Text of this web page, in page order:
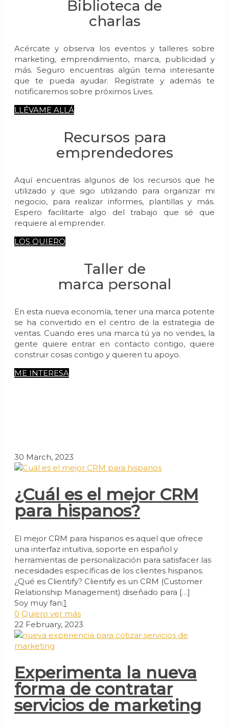
Biblioteca de
charlas
Acércate y observa los eventos y talleres sobre
marketing, emprendimiento, marca, publicidad y
más. Seguro encuentras algún tema interesante
que te pueda ayudar. Regístrate y además te
notificaremos sobre próximos Lives.
LLÉVAME ALLÁ
Recursos para
emprendedores
Aquí encuentras algunos de los recursos que he
utilizado y que sigo utilizando para organizar mi
negocio, para realizar informes, plantillas y más.
Espero facilitarte algo del trabajo que sé que
requiere al emprender.
LOS QUIERO
Taller de
marca personal
En esta nueva economía, tener una marca potente
se ha convertido en el centro de la estrategia de
ventas. Cuando eres una marca tú ya no vendes, la
gente quiere entrar en contacto contigo, quiere
construir cosas contigo y quieren tu apoyo.
ME INTERESA
30 March, 2023
¿Cuál es el mejor CRM
para hispanos?
El mejor CRM para hispanos es aquel que ofrece
una interfaz intuitiva, soporte en español y
herramientas de personalización para satisfacer las
necesidades específicas de los clientes hispanos.
¿Qué es Clientify? Clientify es un CRM (Customer
Relationship Management) diseñado para […]
Soy muy fan:1
0 Quiero ver más
22 February, 2023
Experimenta la nueva
forma de contratar
servicios de marketing